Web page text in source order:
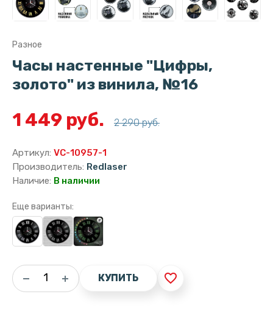
Разное
Часы настенные "Цифры,
золото" из винила, №16
1 449 руб. 2 290 руб.
Артикул: VC-10957-1
Производитель: Redlaser
Наличие: В наличии
Еще варианты:
КУПИТЬ favorite_border